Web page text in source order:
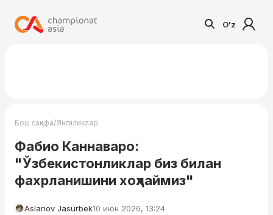
O'z
Бош саҳифа/Янгиликлар
Фабио Каннаваро:
"Ўзбекистонликлар биз билан
фахрланишини хоҳлаймиз"
Aslanov Jasurbek10 июн 2026, 13:24